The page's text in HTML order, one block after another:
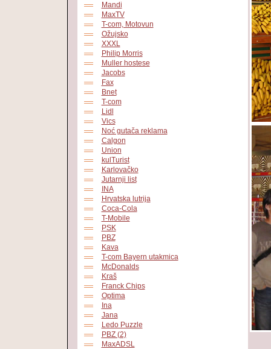
Mandi
MaxTV
T-com, Motovun
Ožujsko
XXXL
Philip Morris
Muller hostese
Jacobs
Fax
Bnet
T-com
Lidl
Vics
Noć gutača reklama
Calgon
Union
kulTurist
Karlovačko
Jutarnji list
INA
Hrvatska lutrija
Coca-Cola
T-Mobile
PSK
PBZ
Kava
T-com Bayern utakmica
McDonalds
Kraš
Franck Chips
Optima
Ina
Jana
Ledo Puzzle
PBZ (2)
MaxADSL